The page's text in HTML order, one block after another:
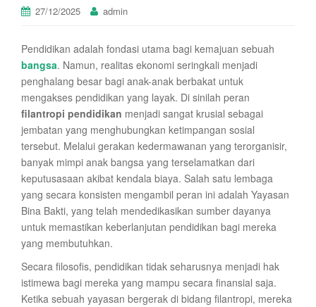
27/12/2025 admin
Pendidikan adalah fondasi utama bagi kemajuan sebuah
bangsa. Namun, realitas ekonomi seringkali menjadi
penghalang besar bagi anak-anak berbakat untuk
mengakses pendidikan yang layak. Di sinilah peran
filantropi pendidikan menjadi sangat krusial sebagai
jembatan yang menghubungkan ketimpangan sosial
tersebut. Melalui gerakan kedermawanan yang terorganisir,
banyak mimpi anak bangsa yang terselamatkan dari
keputusasaan akibat kendala biaya. Salah satu lembaga
yang secara konsisten mengambil peran ini adalah Yayasan
Bina Bakti, yang telah mendedikasikan sumber dayanya
untuk memastikan keberlanjutan pendidikan bagi mereka
yang membutuhkan.
Secara filosofis, pendidikan tidak seharusnya menjadi hak
istimewa bagi mereka yang mampu secara finansial saja.
Ketika sebuah yayasan bergerak di bidang filantropi, mereka